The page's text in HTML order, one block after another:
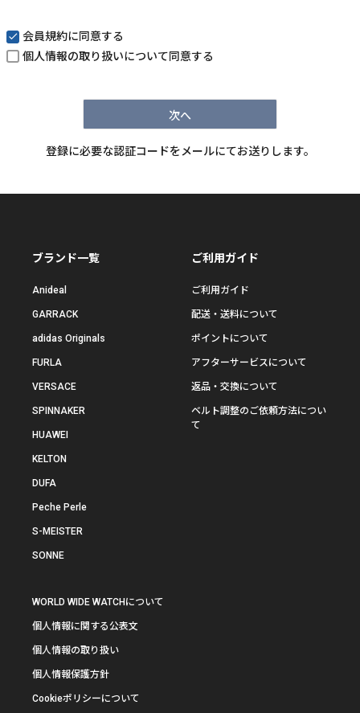
会員規約に同意する
個人情報の取り扱いについて同意する
次へ
登録に必要な認証コードをメールにてお送りします。
ブランド一覧
Anideal
GARRACK
adidas Originals
FURLA
VERSACE
SPINNAKER
HUAWEI
KELTON
DUFA
Peche Perle
S-MEISTER
SONNE
ご利用ガイド
ご利用ガイド
配送・送料について
ポイントについて
アフターサービスについて
返品・交換について
ベルト調整のご依頼方法につい
て
WORLD WIDE WATCHについて
個人情報に関する公表文
個人情報の取り扱い
個人情報保護方針
Cookieポリシーについて